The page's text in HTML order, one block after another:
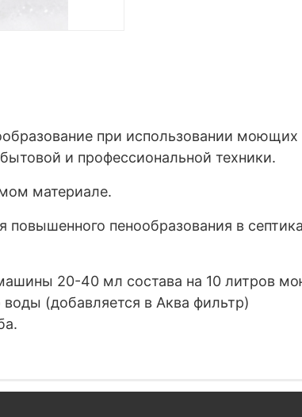
при использовании
и профессиональной техники.
материале.
пенообразования в
20-40 мл состава на 10 литров
(добавляется в Аква фильтр)